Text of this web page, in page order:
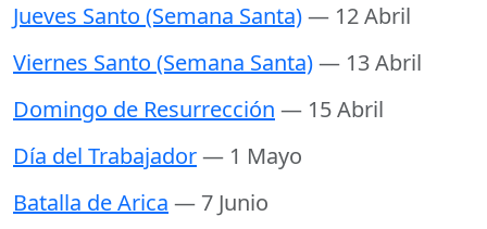
Jueves Santo (Semana Santa)— 12 Abril
Viernes Santo (Semana Santa)— 13 Abril
Domingo de Resurrección — 15 Abril
Día del Trabajador— 1 Mayo
Batalla de Arica — 7 Junio